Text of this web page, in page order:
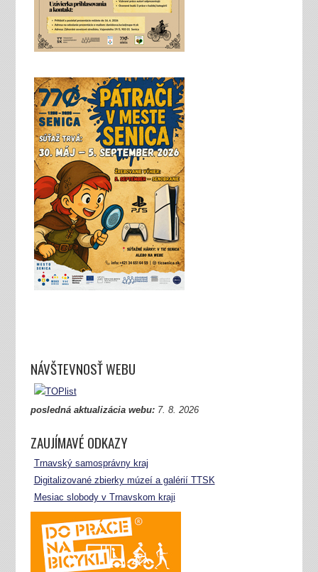
NÁVŠTEVNOSŤ WEBU
posledná aktualizácia webu:7. 8. 2026
ZAUJÍMAVÉ ODKAZY
Trnavský samosprávny kraj
Digitalizované zbierky múzeí a galérií TTSK
Mesiac slobody v Trnavskom kraji